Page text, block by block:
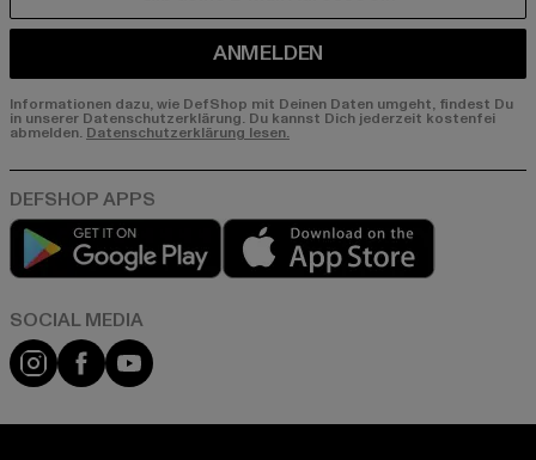
ANMELDEN
Informationen dazu, wie DefShop mit Deinen Daten umgeht, findest Du
in unserer Datenschutzerklärung. Du kannst Dich jederzeit kostenfei
abmelden. Datenschutzerklärung lesen.
Play market
Instagram
FacebookYouTube